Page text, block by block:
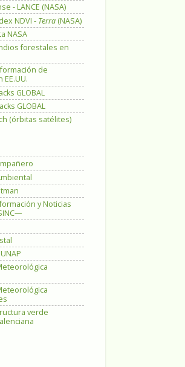
- LANCE (NASA)
NDVI - Terra (NASA)
NASA
forestales en
de
GLOBAL
GLOBAL
(órbitas satélites)
y Noticias
verde